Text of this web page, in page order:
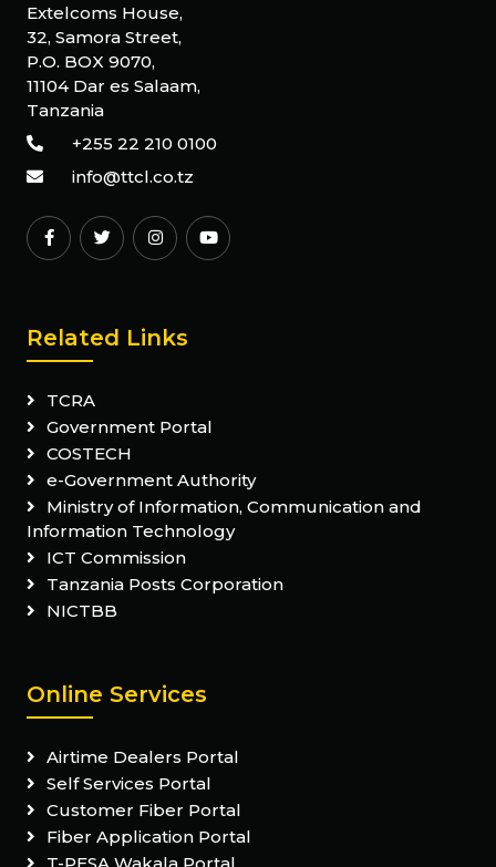
Extelcoms House,
32, Samora Street,
P.O. BOX 9070,
11104 Dar es Salaam,
Tanzania
+255 22 210 0100
info@ttcl.co.tz
Related Links
TCRA
Government Portal
COSTECH
e-Government Authority
Ministry of Information, Communication and
Information Technology
ICT Commission
Tanzania Posts Corporation
NICTBB
Online Services
Airtime Dealers Portal
Self Services Portal
Customer Fiber Portal
Fiber Application Portal